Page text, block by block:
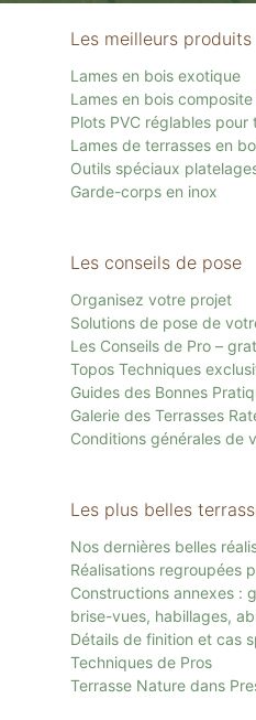
Les meilleurs produits
Lames en bois exotique
Lames en bois
Plots PVC réglables pour
Lames de terrasses en
Outils spéciaux
Garde-corps en inox
Les conseils de pose
Organisez votre projet
Solutions de pose de
Les Conseils de Pro –
Topos Techniques
Guides des Bonnes
Galerie des Terrasses
Conditions générales de
Les plus belles
Nos dernières belles
Réalisations regroupées
Constructions annexes :
brise-vues, habillages,
Détails de finition et cas
Techniques de Pros
Terrasse Nature dans